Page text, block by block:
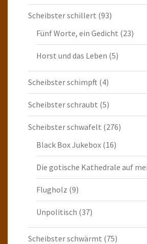
Scheibster schillert (93)
Fünf Worte, ein Gedicht (23)
Horst und das Leben (5)
Scheibster schimpft (4)
Scheibster schraubt (5)
Scheibster schwafelt (276)
Black Box Jukebox (16)
Die gotische Kathedrale auf
Flugholz (9)
Unpolitisch (37)
Scheibster schwärmt (75)